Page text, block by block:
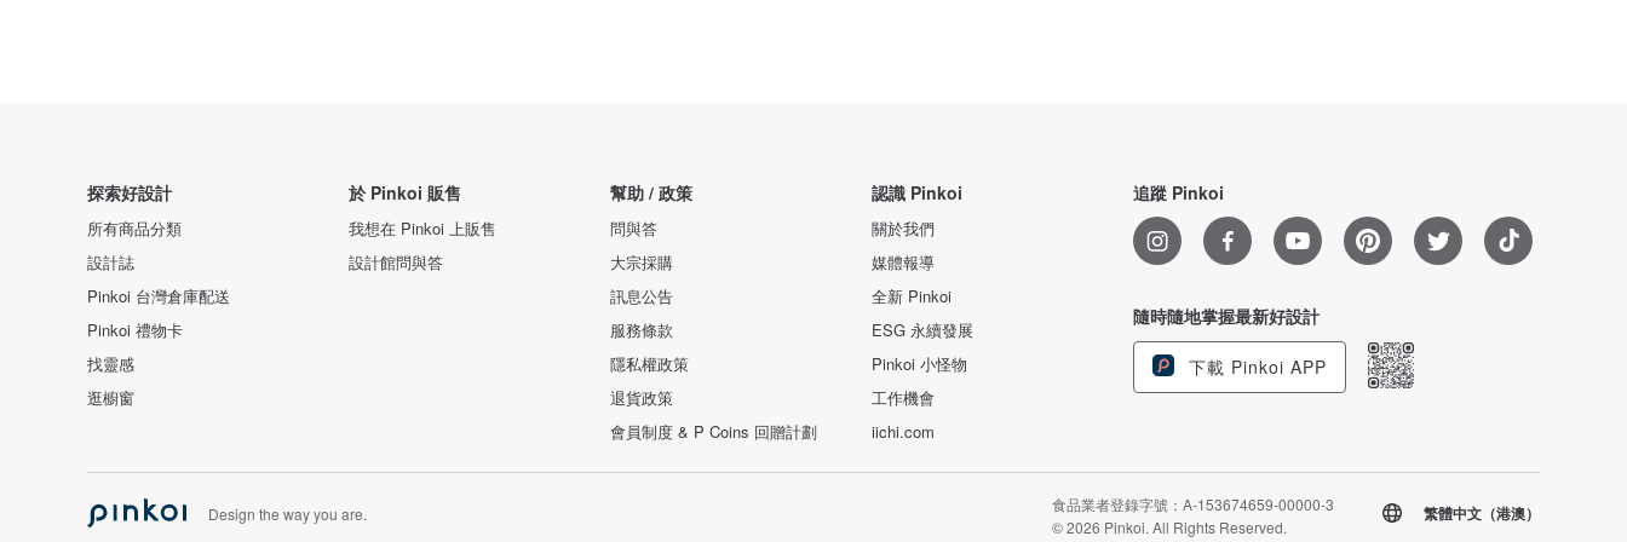
探索好設計
所有商品分類
設計誌
Pinkoi 台灣倉庫配送
Pinkoi 禮物卡
找靈感
逛櫥窗
於 Pinkoi 販售
我想在 Pinkoi 上販售
設計館問與答
幫助 / 政策
問與答
大宗採購
訊息公告
服務條款
隱私權政策
退貨政策
會員制度 & P Coins 回贈計劃
認識 Pinkoi
關於我們
媒體報導
全新 Pinkoi
ESG 永續發展
Pinkoi 小怪物
工作機會
iichi.com
追蹤 Pinkoi
隨時隨地掌握最新好設計
下載 Pinkoi APP
Design the way you are.
食品業者登錄字號：A-153674659-00000-3
© 2026 Pinkoi. All Rights Reserved.
繁體中文（港澳）